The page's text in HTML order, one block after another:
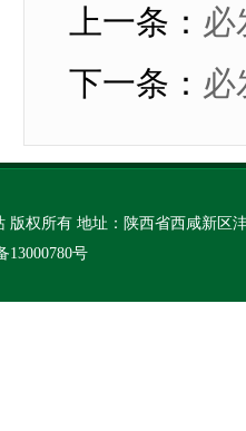
上一条： 必
下一条： 必
版权所有 地址：陕西省西咸新区
13000780号